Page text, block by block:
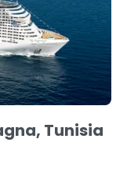
Tunisia